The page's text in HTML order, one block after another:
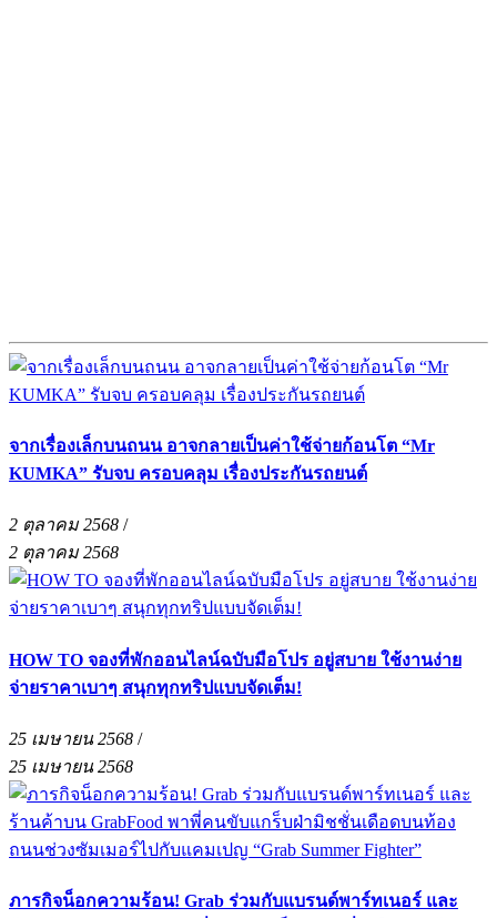
จากเรื่องเล็กบนถนน อาจกลายเป็นค่าใช้จ่ายก้อนโต “Mr
KUMKA” รับจบ ครอบคลุม เรื่องประกันรถยนต์
2 ตุลาคม 2568 /
2 ตุลาคม 2568
HOW TO จองที่พักออนไลน์ฉบับมือโปร อยู่สบาย ใช้งานง่าย
จ่ายราคาเบาๆ สนุกทุกทริปแบบจัดเต็ม!
25 เมษายน 2568 /
25 เมษายน 2568
ภารกิจน็อกความร้อน! Grab ร่วมกับแบรนด์พาร์ทเนอร์ และ